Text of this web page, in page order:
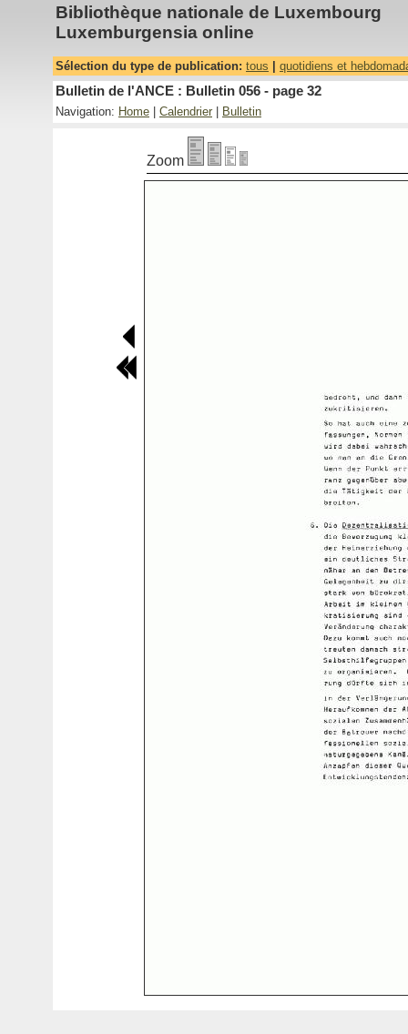
Bibliothèque nationale de Luxembourg
Luxemburgensia online
Sélection du type de publication: tous quotidiens et
Bulletin de l'ANCE : Bulletin 056 - page 32
Navigation: Home Calendrier Bulletin
Zoom